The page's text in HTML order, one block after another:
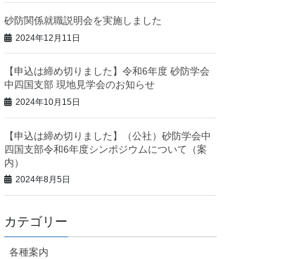
砂防関係就職説明会を実施しました
2024年12月11日
【申込は締め切りました】令和6年度 砂防学会
中四国支部 現地見学会のお知らせ
2024年10月15日
【申込は締め切りました】（公社）砂防学会中
四国支部令和6年度シンポジウムについて（案
内）
2024年8月5日
カテゴリー
各種案内